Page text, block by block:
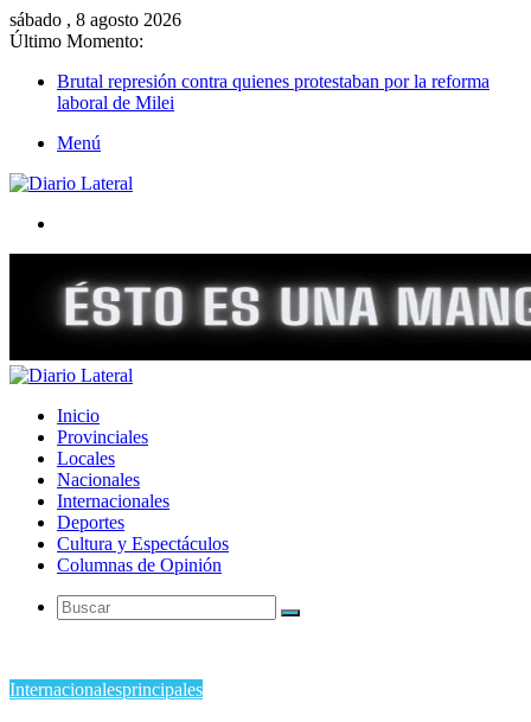
sábado , 8 agosto 2026
Último Momento:
Brutal represión contra quienes protestaban por la reforma
laboral de Milei
Menú
Inicio
Provinciales
Locales
Nacionales
Internacionales
Deportes
Cultura y Espectáculos
Columnas de Opinión
Buscar
Internacionalesprincipales